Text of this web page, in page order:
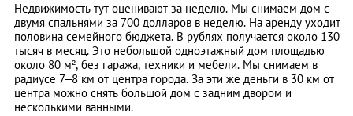
Недвижимость тут оценивают за неделю. Мы снимаем дом с
двумя спальнями за 700 долларов в неделю. На аренду уходит
половина семейного бюджета. В рублях получается около 130
тысяч в месяц. Это небольшой одноэтажный дом площадью
около 80 м², без гаража, техники и мебели. Мы снимаем в
радиусе 7–8 км от центра города. За эти же деньги в 30 км от
центра можно снять большой дом с задним двором и
несколькими ванными.